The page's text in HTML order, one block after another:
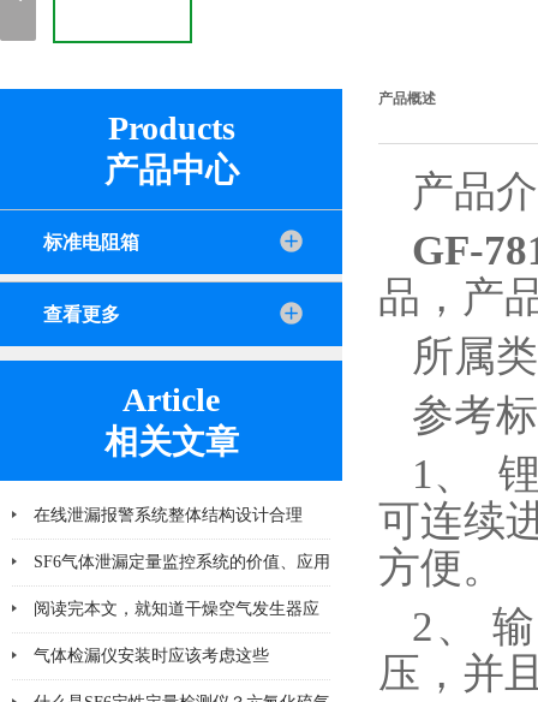
Products
产品中心
标准电阻箱
查看更多
Article
相关文章
在线泄漏报警系统整体结构设计合理
SF6气体泄漏定量监控系统的价值、应用
及未来发展趋势
阅读完本文，就知道干燥空气发生器应
该注意哪几点小问题
气体检漏仪安装时应该考虑这些
产品概述
产品
GF-
品，产
所属
参考
1、
可连续
方便。
2、
压，并